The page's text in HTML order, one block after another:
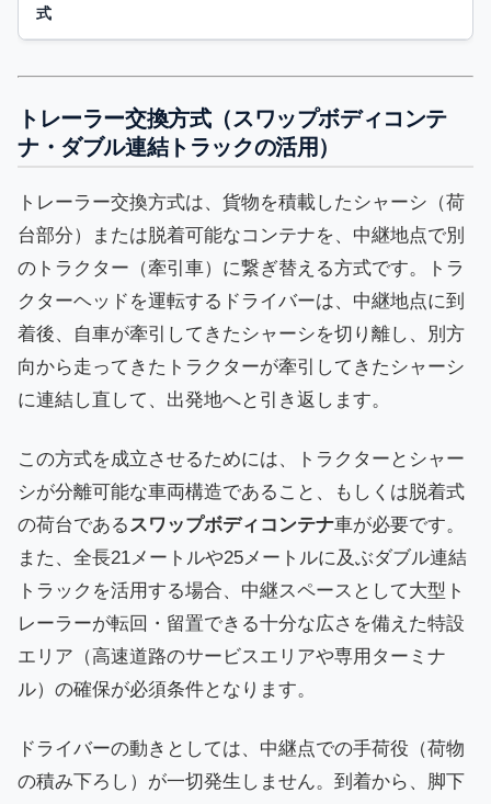
式
トレーラー交換方式（スワップボディコンテ
ナ・ダブル連結トラックの活用）
トレーラー交換方式は、貨物を積載したシャーシ（荷
台部分）または脱着可能なコンテナを、中継地点で別
のトラクター（牽引車）に繋ぎ替える方式です。トラ
クターヘッドを運転するドライバーは、中継地点に到
着後、自車が牽引してきたシャーシを切り離し、別方
向から走ってきたトラクターが牽引してきたシャーシ
に連結し直して、出発地へと引き返します。
この方式を成立させるためには、トラクターとシャー
シが分離可能な車両構造であること、もしくは脱着式
の荷台である スワップボディコンテナ車が必要です。
また、全長21メートルや25メートルに及ぶダブル連結
トラックを活用する場合、中継スペースとして大型ト
レーラーが転回・留置できる十分な広さを備えた特設
エリア（高速道路のサービスエリアや専用ターミナ
ル）の確保が必須条件となります。
ドライバーの動きとしては、中継点での手荷役（荷物
の積み下ろし）が一切発生しません。到着から、脚下